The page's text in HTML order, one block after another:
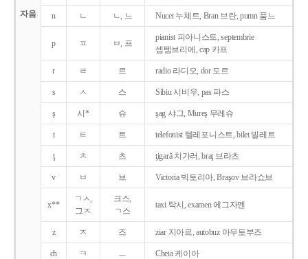
자음 n ㄴ ㄴ, 느 Nucet 누체트, Bran 브란, pumn 품느
p ㅍ ㅂ, 프
pianist 피아니스트, septembrie
셉템브리에, cap 카프
r ㄹ 르 radio 라디오, dor 도르
s ㅅ 스 Sibiu 시비우, pas 파스
ş 시* 슈 şag 샤그, Mureş 무레슈
t ㅌ 트 telefonist 텔레포니스트, bilet 빌레트
ţ ㅊ 츠 ţigarǎ 치가러, braţ 브라츠
v ㅂ 브 Victoria 빅토리아, Braşov 브라쇼브
x**
ㄱㅅ,
그ㅈ
크스,
ㄱ스
taxi 탁시, examen 에그자멘
z ㅈ 즈 ziar 지아르, autobuz 아우토부즈
ch ㅋ ㅡ Cheia 케이아